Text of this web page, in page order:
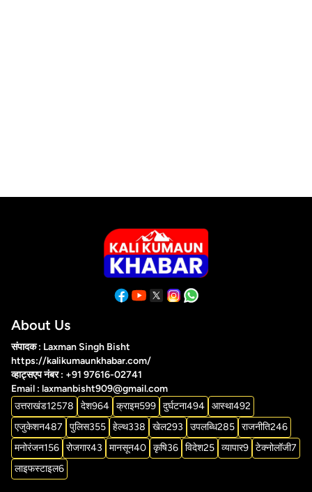
About Us
संपादक : Laxman Singh Bisht
https://kalikumaunkhabar.com/
व्हाट्सएप नंबर : +91 97616-02741
Email : laxmanbisht909@gmail.com
उत्तराखंड12578 देश964 क्राइम599 दुर्घटना494 आस्था492
एजुकेशन487 पुलिस355 हेल्थ338 खेल293 उपलब्धि285 राजनीति246
मनोरंजन156 रोजगार43 मानसून40 कृषि36 विदेश25 व्यापार9 टेक्नोलॉजी7
लाइफस्टाइल6